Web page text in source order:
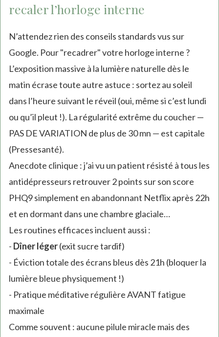
recaler l’horloge interne
N’attendez rien des conseils standards vus sur
Google. Pour "recadrer" votre horloge interne ?
L’exposition massive à la lumière naturelle dès le
matin écrase toute autre astuce : sortez au soleil
dans l’heure suivant le réveil (oui, même si c’est lundi
ou qu’il pleut !). La régularité extrême du coucher —
PAS DE VARIATION de plus de 30 mn — est capitale
(Pressesanté).
Anecdote clinique : j’ai vu un patient résisté à tous les
antidépresseurs retrouver 2 points sur son score
PHQ9 simplement en abandonnant Netflix après 22h
et en dormant dans une chambre glaciale…
Les routines efficaces incluent aussi :
- Dîner léger(exit sucre tardif)
- Éviction totale des écrans bleus dès 21h (bloquer la
lumière bleue physiquement !)
- Pratique méditative régulière AVANT fatigue
maximale
Comme souvent : aucune pilule miracle mais des